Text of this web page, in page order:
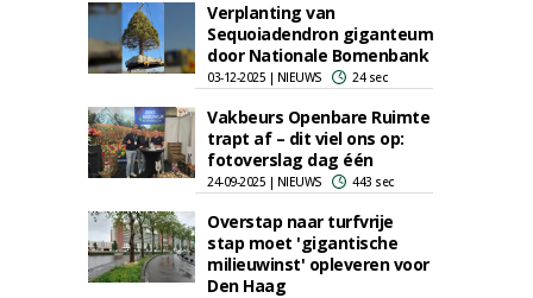
Verplanting van
Sequoiadendron giganteum
door Nationale Bomenbank
03-12-2025 | NIEUWS 24 sec
Vakbeurs Openbare Ruimte
trapt af – dit viel ons op:
fotoverslag dag één
24-09-2025 | NIEUWS 443 sec
Overstap naar turfvrije
stap moet 'gigantische
milieuwinst' opleveren voor
Den Haag